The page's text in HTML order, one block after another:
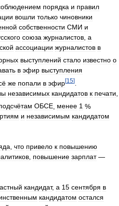
порядка и правил
вошли только чиновники
собственности СМИ и
союза журналистов а
ассоциации журналистов в
выступлений стало известно о
в эфир выступления
же попали в эфир[15]
независимых кандидатов к печати
ОБСЕ менее 1 %
и независимым кандидатом
что привело к повышению
повышение зарплат—
кандидат, а 15 сентября в
кандидатом остался